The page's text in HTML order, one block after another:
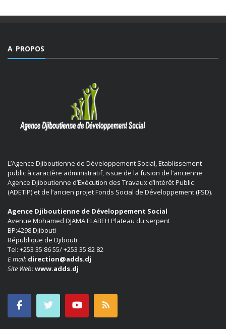
A PROPOS
L’Agence Djiboutienne de Développement Social, Etablissement
public à caractère administratif, issue de la fusion de l’ancienne
Agence Djiboutienne d’Exécution des Travaux d’Intérêt Public
(ADETIP) et de l’ancien projet Fonds Social de Développement (FSD).
Agence Djiboutienne de Développement Social
Avenue Mohamed DJAMA ELABEH Plateau du serpent
BP:4298 Djibouti
République de Djibouti
Tel: +253 35 86 55/ +253 35 82 82
E mail: direction@adds.dj
Site Web:www.adds.dj